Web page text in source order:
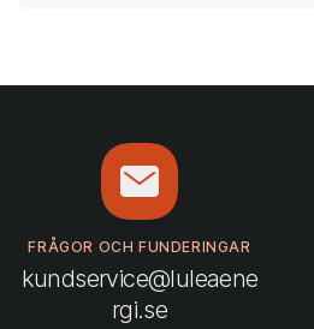
FRÅGOR OCH FUNDERINGAR
kundservice@luleaene
rgi.se